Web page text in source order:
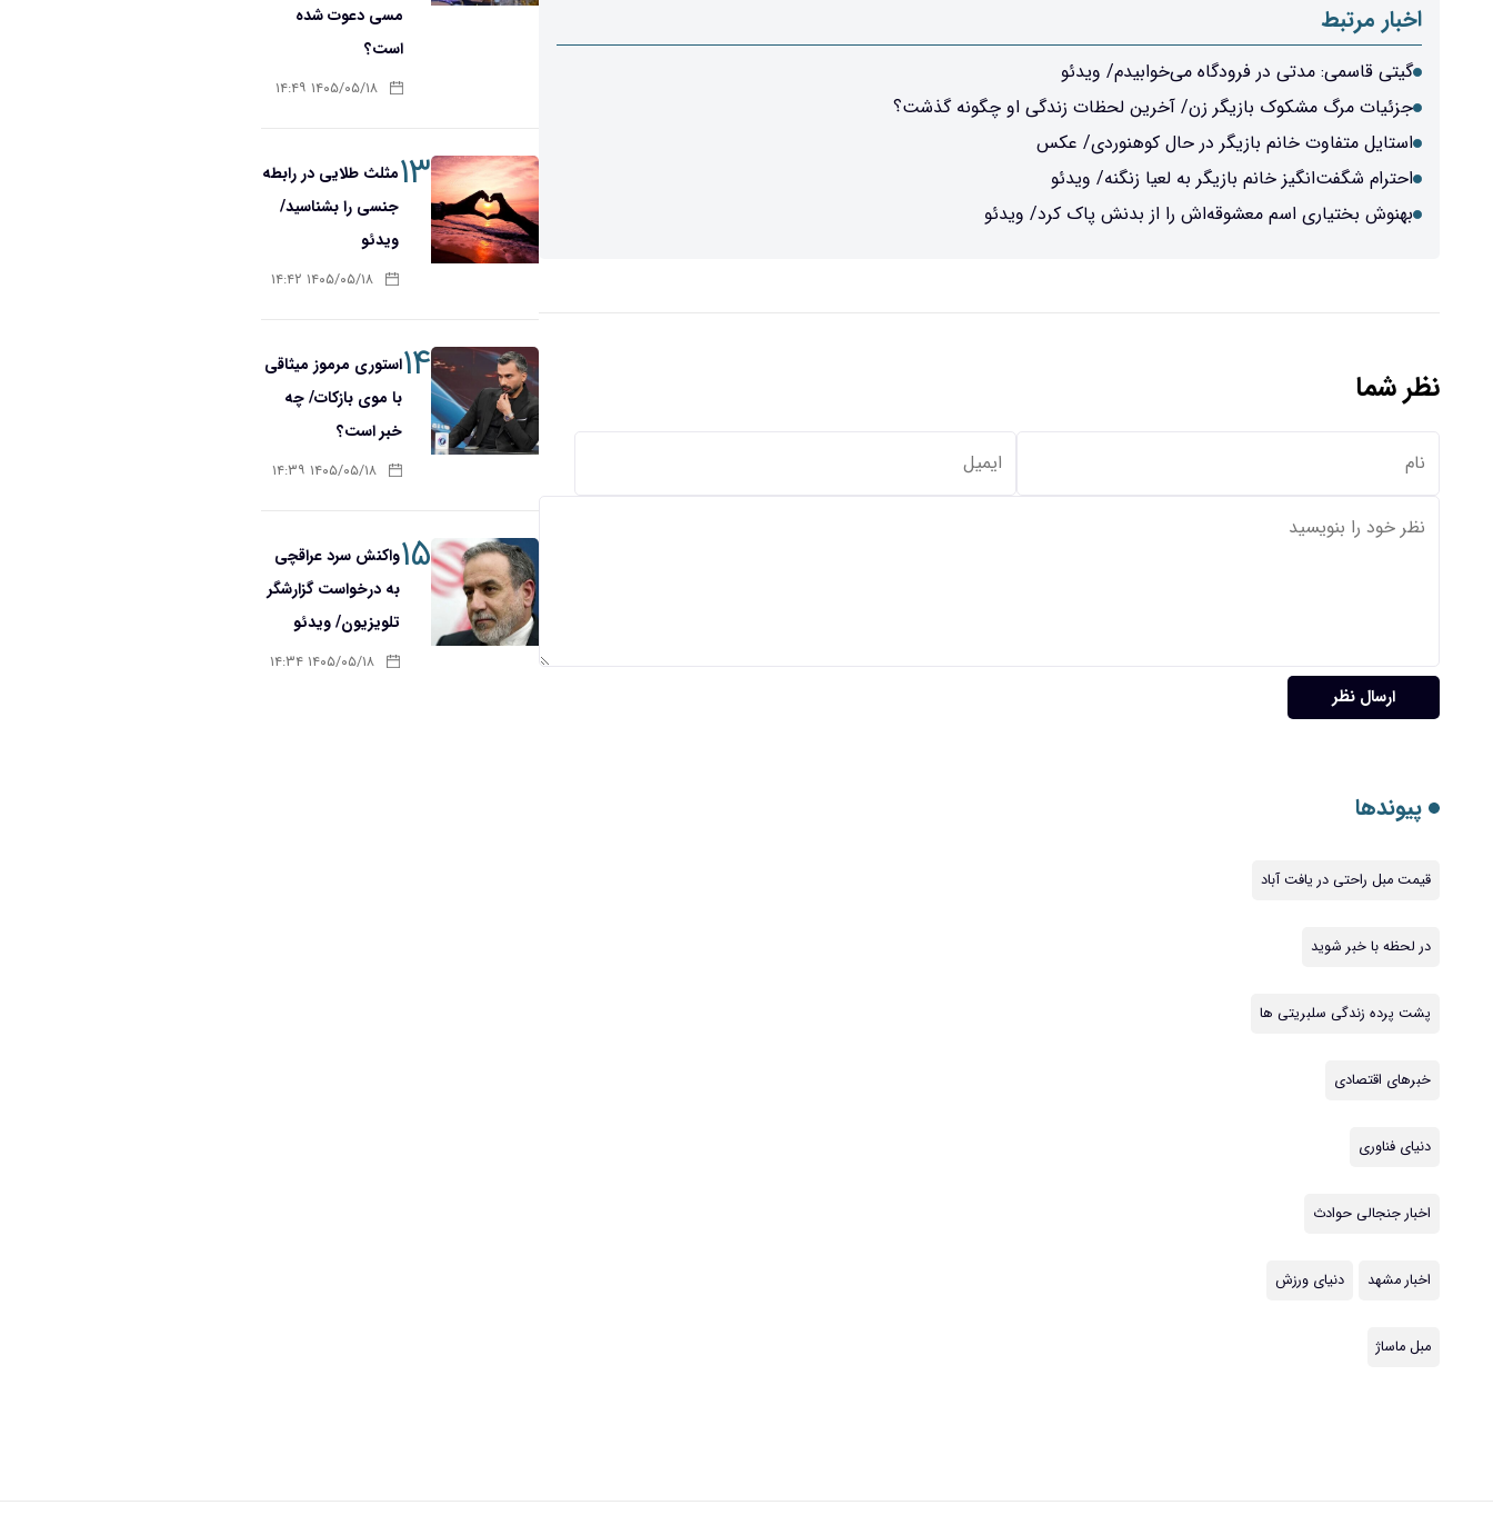
اخبار مرتبط
گیتی قاسمی: مدتی در فرودگاه می‌خوابیدم/ ویدئو
جزئیات مرگ مشکوک بازیگر زن/ آخرین لحظات زندگی او چگونه گذشت؟
استایل متفاوت خانم بازیگر در حال کوهنوردی/ عکس
احترام شگفت‌انگیز خانم بازیگر به لعیا زنگنه/ ویدئو
بهنوش بختیاری اسم معشوقه‌اش را از بدنش پاک کرد/ ویدئو
نظر شما
ارسال نظر
مسی دعوت شده
است؟
۱۴۰۵/۰۵/۱۸ ۱۴:۴۹
۱۳مثلث طلایی در رابطه
جنسی را بشناسید/
ویدئو
۱۴۰۵/۰۵/۱۸ ۱۴:۴۲
۱۴استوری مرموز میثاقی
با موی بازکات/ چه
خبر است؟
۱۴۰۵/۰۵/۱۸ ۱۴:۳۹
۱۵واکنش سرد عراقچی
به درخواست گزارشگر
تلویزیون/ ویدئو
۱۴۰۵/۰۵/۱۸ ۱۴:۳۴
پیوندها
قیمت مبل راحتی در یافت آباد
در لحظه با خبر شوید
پشت پرده زندگی سلبریتی ها
خبرهای اقتصادی
دنیای فناوری
اخبار جنجالی حوادث
اخبار مشهد دنیای ورزش
مبل ماساژ